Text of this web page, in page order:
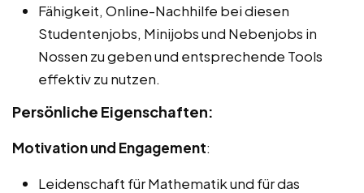
Fähigkeit, Online-Nachhilfe bei diesen
Studentenjobs, Minijobs und Nebenjobs in
Nossen zu geben und entsprechende Tools
effektiv zu nutzen.
Persönliche Eigenschaften:
Motivation und Engagement:
Leidenschaft für Mathematik und für das